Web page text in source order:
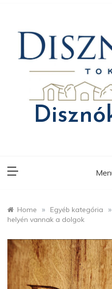
Home » Egyéb kategória »
helyén vannak a dolgok